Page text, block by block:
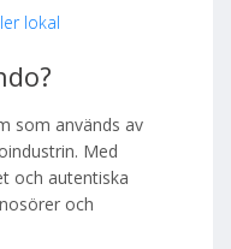
lokal
som används av
Med
och autentiska
och